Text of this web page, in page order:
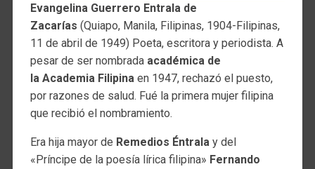
Evangelina Guerrero Entrala de
Zacarías (Quiapo, Manila, Filipinas, 1904-Filipinas,
11 de abril de 1949) Poeta, escritora y periodista. A
pesar de ser nombradaacadémica de
la Academia Filipinaen 1947, rechazó el puesto,
por razones de salud. Fué la primera mujer filipina
que recibió el nombramiento.
Era hija mayor de Remedios Éntralay del
«Príncipe de la poesía lírica filipina» Fernando